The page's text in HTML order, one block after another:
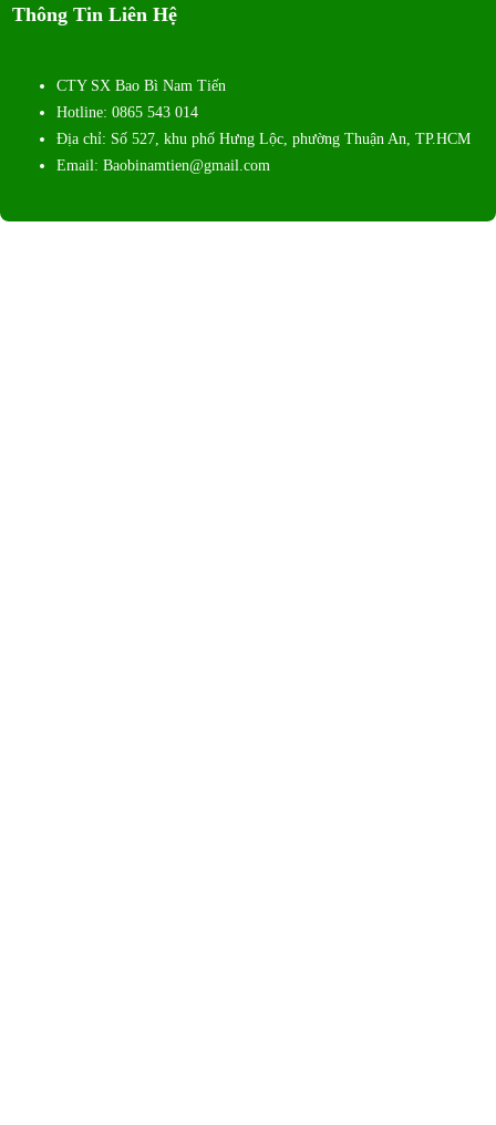
Thông Tin Liên Hệ
CTY SX Bao Bì Nam Tiến
Hotline: 0865 543 014
Địa chỉ: Số 527, khu phố Hưng Lộc, phường Thuận An, TP.HCM
Email: Baobinamtien@gmail.com